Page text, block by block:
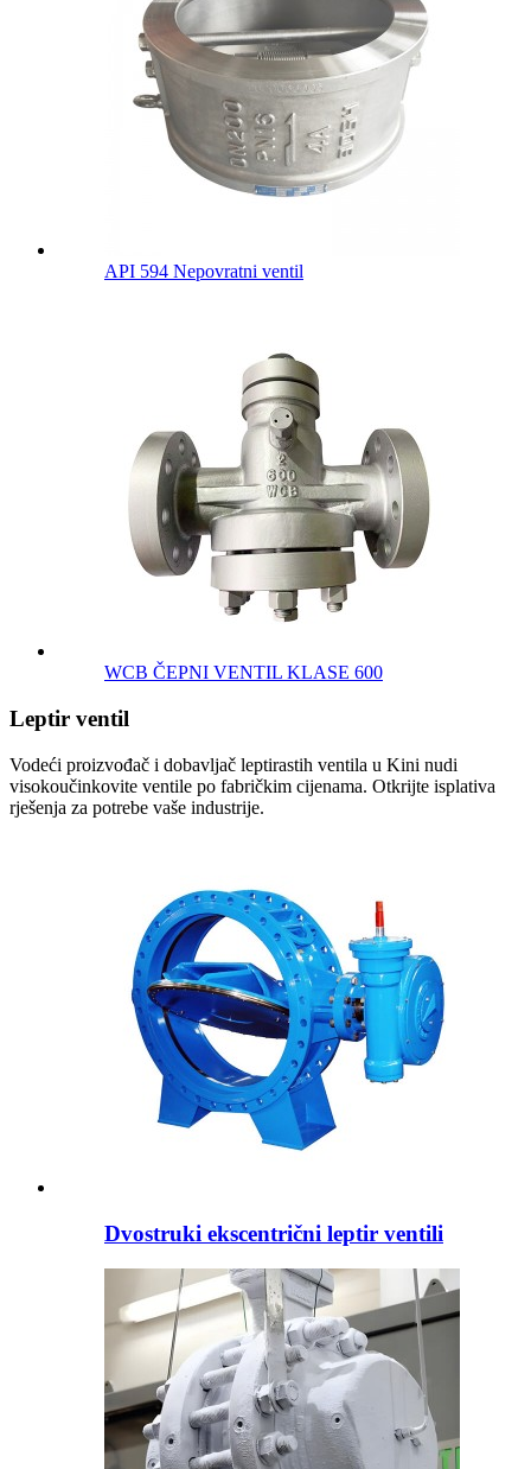
API 594 Nepovratni ventil
WCB ČEPNI VENTIL KLASE 600
Leptir ventil
Vodeći proizvođač i dobavljač leptirastih ventila u Kini nudi
visokoučinkovite ventile po fabričkim cijenama. Otkrijte isplativa
rješenja za potrebe vaše industrije.
Dvostruki ekscentrični leptir ventili